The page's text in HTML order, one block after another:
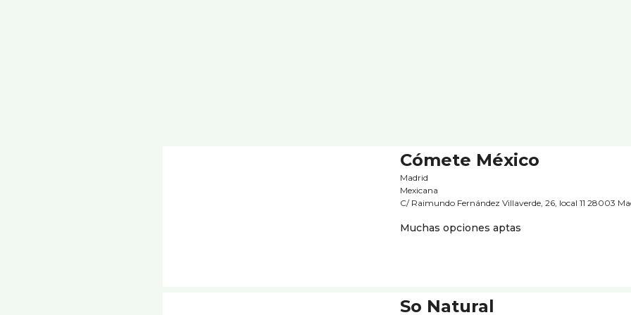
Cómete México
Madrid
Mexicana
C/ Raimundo Fernández Villaverde, 26, local 11 28003
Muchas opciones aptas
So Natural